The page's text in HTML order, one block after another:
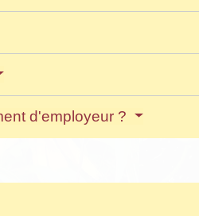
d'employeur ?